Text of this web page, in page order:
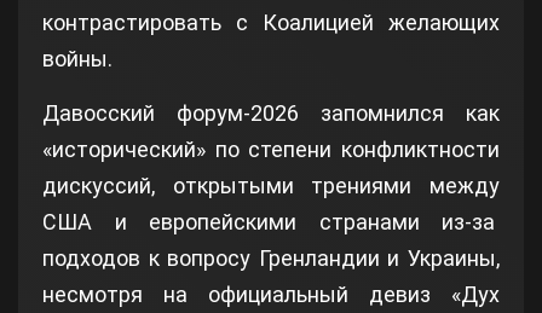
контрастировать с Коалицией желающих
войны.
Давосский форум‑2026 запомнился как
«исторический» по степени конфликтности
дискуссий, открытыми трениями между
США и европейскими странами из-за
подходов к вопросу Гренландии и Украины,
несмотря на официальный девиз «Дух